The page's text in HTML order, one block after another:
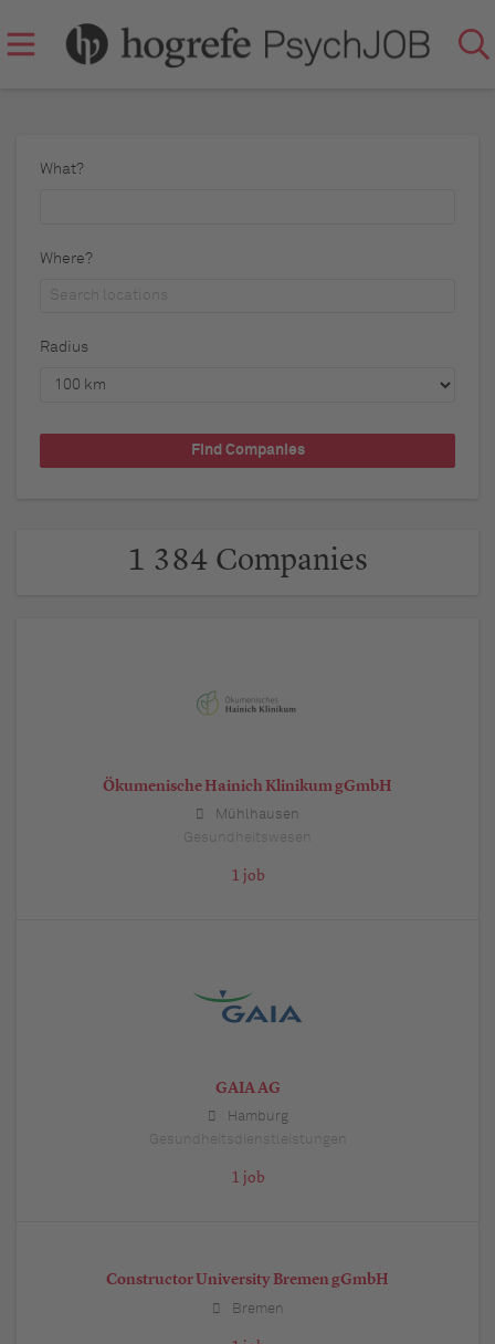
What?
Where?
Radius
1 384 Companies
Ökumenische Hainich Klinikum gGmbH
Mühlhausen
Gesundheitswesen
1 job
GAIA AG
Hamburg
Gesundheitsdienstleistungen
1 job
Constructor University Bremen gGmbH
Bremen